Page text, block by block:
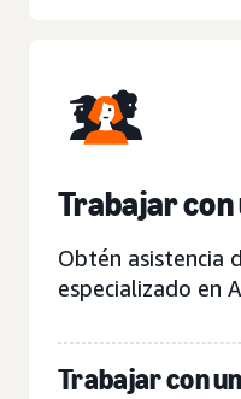
Trabajar
Obtén asistencia
especializado en
Trabajar con